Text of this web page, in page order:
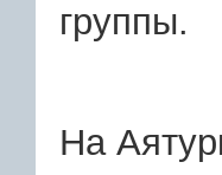
группы.
На